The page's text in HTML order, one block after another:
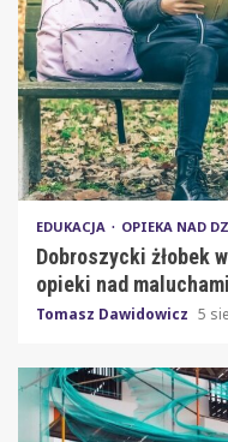
EDUKACJA OPIEKA NAD
Dobroszycki żłobek
opieki nad maluchami
Tomasz Dawidowicz 5